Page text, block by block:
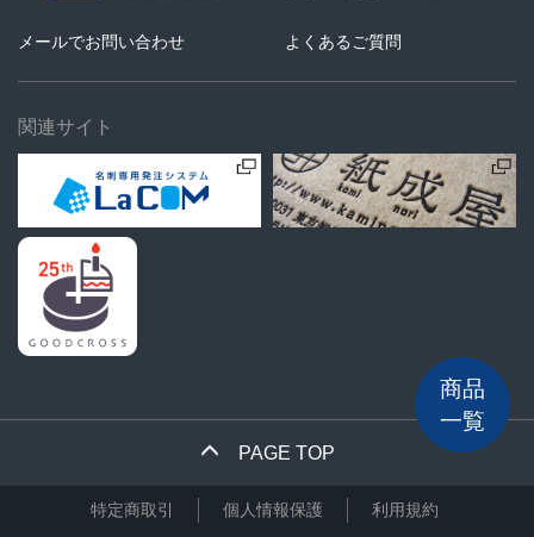
メールでお問い合わせ よくあるご質問
関連サイト
PAGE TOP
商品
一覧
特定商取引 個人情報保護
利用規約